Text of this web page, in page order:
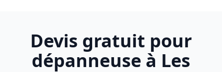
Devis gratuit pour
dépanneuse à Les